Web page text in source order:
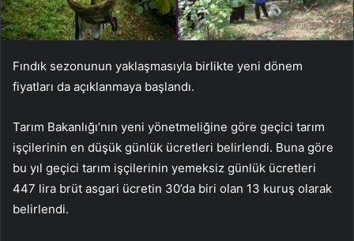
Fındık sezonunun yaklaşmasıyla birlikte yeni dönem
fiyatları da açıklanmaya başlandı.
Tarım Bakanlığı’nın yeni yönetmeliğine göre geçici tarım
işçilerinin en düşük günlük ücretleri belirlendi. Buna göre
bu yıl geçici tarım işçilerinin yemeksiz günlük ücretleri
447 lira brüt asgari ücretin 30’da biri olan 13 kuruş olarak
belirlendi.